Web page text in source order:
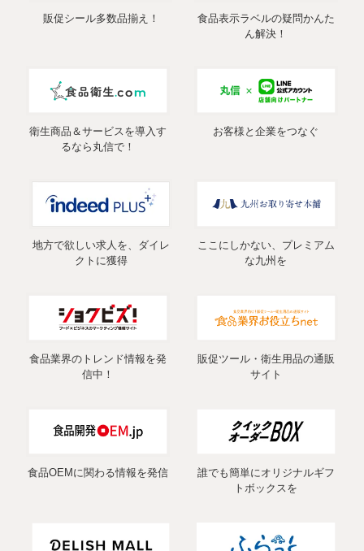
販促シール多数品揃え！
食品表示ラベルの疑問かんた
ん解決！
衛生商品＆サービスを導入す
るなら丸信で！
お客様と企業をつなぐ
地方で欲しい求人を、ダイレ
クトに獲得
ここにしかない、プレミアム
な九州を
食品業界のトレンド情報を発
信中！
販促ツール・衛生用品の通販
サイト
食品OEMに関わる情報を発信
誰でも簡単にオリジナルギフ
トボックスを